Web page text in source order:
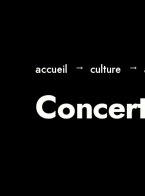
accueil culture